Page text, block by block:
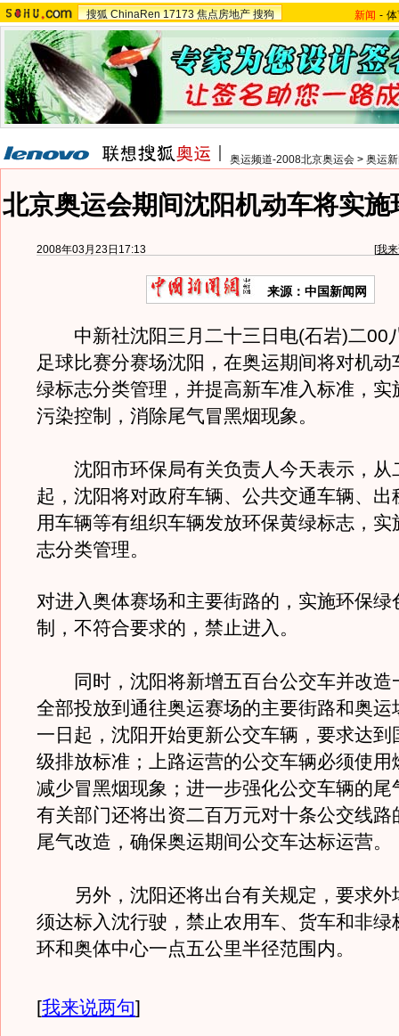
搜狐 ChinaRen 17173 焦点房地产 搜狗 新闻 -
奥运频道-2008北京奥运会 > 奥运
北京奥运会期间沈阳机动车将实施
2008年03月23日17:13 [我
来源：中国新闻网
中新社沈阳三月二十三日电(石岩)二00
足球比赛分赛场沈阳，在奥运期间将对机动
绿标志分类管理，并提高新车准入标准，实
污染控制，消除尾气冒黑烟现象。
沈阳市环保局有关负责人今天表示，从
起，沈阳将对政府车辆、公共交通车辆、出
用车辆等有组织车辆发放环保黄绿标志，实
志分类管理。
对进入奥体赛场和主要街路的，实施环保绿
制，不符合要求的，禁止进入。
同时，沈阳将新增五百台公交车并改造
全部投放到通往奥运赛场的主要街路和奥运
一日起，沈阳开始更新公交车辆，要求达到
级排放标准；上路运营的公交车辆必须使用
减少冒黑烟现象；进一步强化公交车辆的尾
有关部门还将出资二百万元对十条公交线路
尾气改造，确保奥运期间公交车达标运营。
另外，沈阳还将出台有关规定，要求外
须达标入沈行驶，禁止农用车、货车和非绿
环和奥体中心一点五公里半径范围内。
[我来说两句]